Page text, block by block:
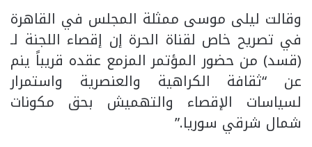
وقالت ليلى موسى ممثلة المجلس في القاهرة
في تصريح خاص لقناة الحرة إن إقصاء اللجنة لـ
(قسد) من حضور المؤتمر المزمع عقده قريباً ينم
عن “ثقافة الكراهية والعنصرية واستمرار
لسياسات الإقصاء والتهميش بحق مكونات
شمال شرقي سوريا.”